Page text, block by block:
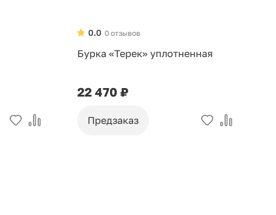
0 отзывов
0.0
Бурка «Терек» уплотненная
22 470 ₽
Предзаказ